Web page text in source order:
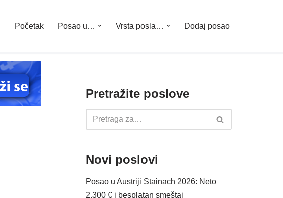
Početak Posao u… Vrsta posla… Dodaj posao
Pretražite poslove
Novi poslovi
Posao u Austriji Stainach 2026: Neto
2.300 € i besplatan smeštaj